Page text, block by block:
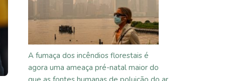
A fumaça dos incêndios florestais é
agora uma ameaça pré-natal maior do